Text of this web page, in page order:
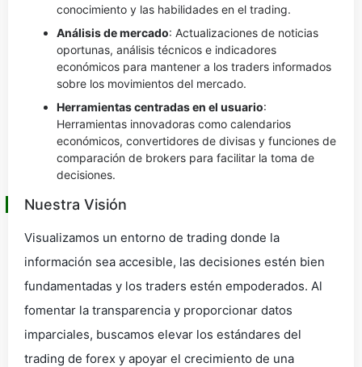
conocimiento y las habilidades en el trading.
Análisis de mercado: Actualizaciones de noticias
oportunas, análisis técnicos e indicadores
económicos para mantener a los traders informados
sobre los movimientos del mercado.
Herramientas centradas en el usuario:
Herramientas innovadoras como calendarios
económicos, convertidores de divisas y funciones de
comparación de brokers para facilitar la toma de
decisiones.
Nuestra Visión
Visualizamos un entorno de trading donde la
información sea accesible, las decisiones estén bien
fundamentadas y los traders estén empoderados. Al
fomentar la transparencia y proporcionar datos
imparciales, buscamos elevar los estándares del
trading de forex y apoyar el crecimiento de una